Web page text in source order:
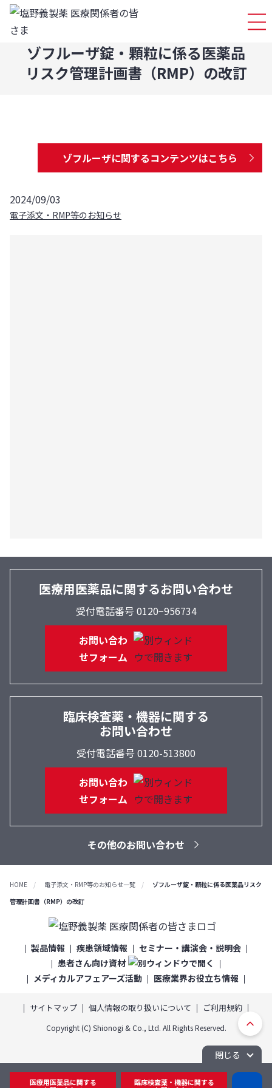
ログ
ゾフルーザ錠・顆粒に係る医薬品
リスク管理計画書（RMP）の改訂
ゾフルーザに関するコンテンツはこちら
2024/09/03
電子添文・RMP等のお知らせ
医療用医薬品に関するお問い合わせ
受付電話番号 0120−956734
お問い合わ
せフォーム
臨床検査薬・機器に関する
お問い合わせ
受付電話番号 0120-513800
お問い合わ
せフォーム
その他のお問い合わせ
HOME 電子添文・RMP等のお知らせ一覧
ゾフルーザ錠・顆粒に係る医薬品リスク
管理計画書（RMP）の改訂
製品情報 疾患領域情報
セミナー・講演会・説明会
患者さん向け資材
メディカルアフェアーズ活動
医療業界お役立ち情報
サイトマップ 個人情報の取り扱いについて ご利用規約
Copyright (C) Shionogi & Co., Ltd. All Rights Reserved.
ト
ッ
プ
へ
医療用医薬品に関する
臨床検査薬・機器に関する
閉じる